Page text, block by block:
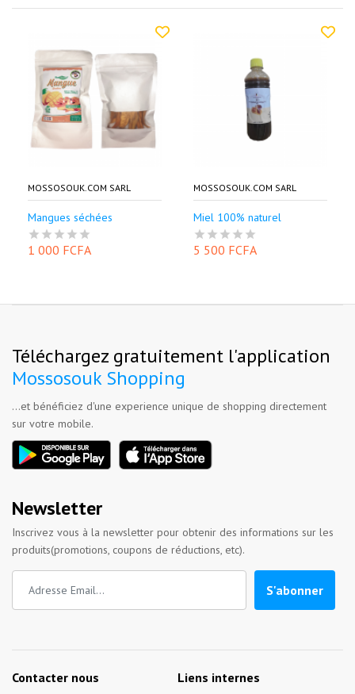
MOSSOSOUK.COM SARL
Mangues séchées
1 000 FCFA
MOSSOSOUK.COM SARL
Miel 100% naturel
5 500 FCFA
Téléchargez gratuitement l'application
Mossosouk Shopping
...et bénéficiez d'une experience unique de shopping directement
sur votre mobile.
Newsletter
Inscrivez vous à la newsletter pour obtenir des informations sur les
produits(promotions, coupons de réductions, etc).
S'abonner
Contacter nous Liens internes